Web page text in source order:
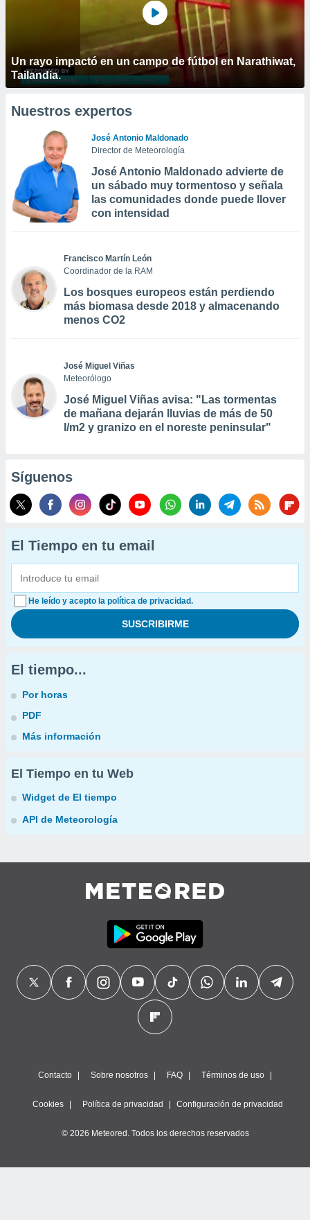
Un rayo impactó en un campo de fútbol en Narathiwat,
Tailandia.
Nuestros expertos
José Antonio Maldonado
Director de Meteorología
José Antonio Maldonado advierte de
un sábado muy tormentoso y señala
las comunidades donde puede llover
con intensidad
Francisco Martín León
Coordinador de la RAM
Los bosques europeos están perdiendo
más biomasa desde 2018 y almacenando
menos CO2
José Miguel Viñas
Meteorólogo
José Miguel Viñas avisa: "Las tormentas
de mañana dejarán lluvias de más de 50
l/m2 y granizo en el noreste peninsular"
Síguenos
El Tiempo en tu email
He leído y acepto la política de privacidad.
El tiempo...
Por horas
PDF
Más información
El Tiempo en tu Web
Widget de El tiempo
API de Meteorología
Contacto Sobre nosotros FAQ Términos de uso
Cookies Política de privacidad Configuración de privacidad
© 2026 Meteored. Todos los derechos reservados